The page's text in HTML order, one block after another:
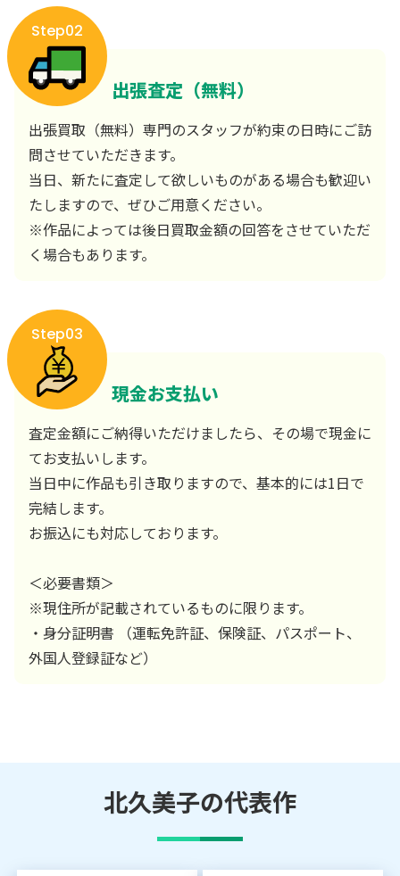
Step02
出張査定（無料）
出張買取（無料）専門のスタッフが約束の日時にご訪
問させていただきます。
当日、新たに査定して欲しいものがある場合も歓迎い
たしますので、ぜひご用意ください。
※作品によっては後日買取金額の回答をさせていただ
く場合もあります。
Step03
現金お支払い
査定金額にご納得いただけましたら、その場で現金に
てお支払いします。
当日中に作品も引き取りますので、基本的には1日で
完結します。
お振込にも対応しております。
＜必要書類＞
※現住所が記載されているものに限ります。
・身分証明書 （運転免許証、保険証、パスポート、
外国人登録証など）
北久美子の代表作